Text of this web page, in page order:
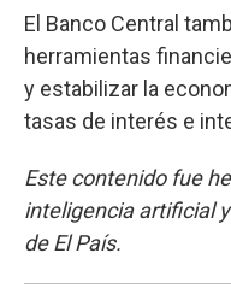
El Banco Central
herramientas
y estabilizar la
tasas de interés e
Este contenido fue
inteligencia artificial
de El País.